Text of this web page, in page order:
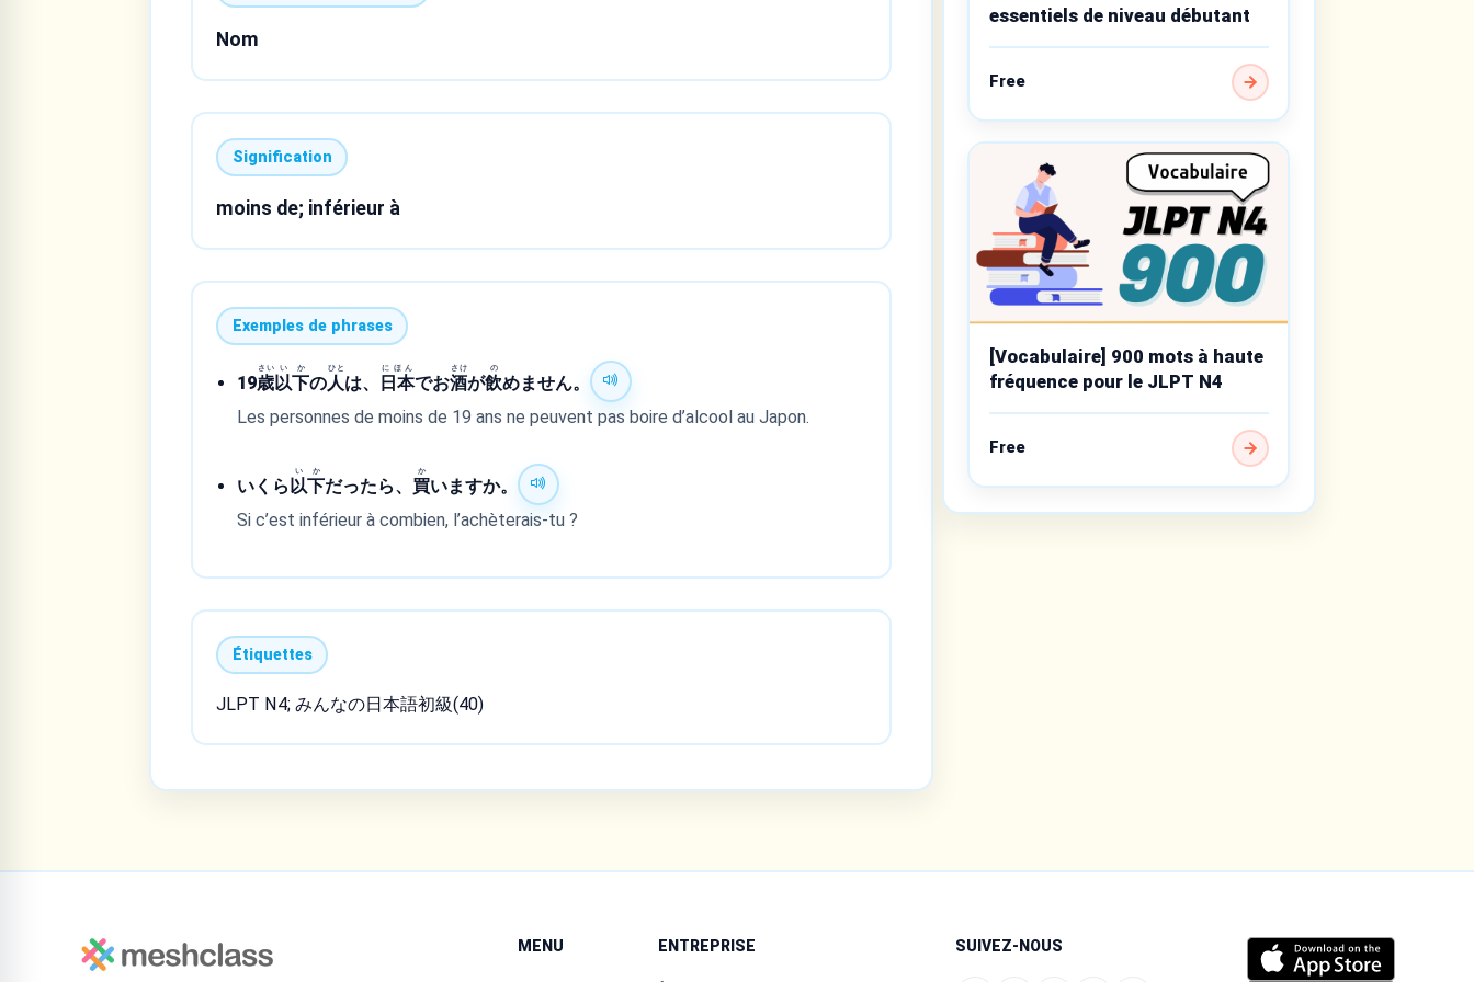
Nom
Signification
moins de; inférieur à
Exemples de phrases
19歳
さい
以下
いか
の人
ひと
は、 日本
にほん
でお酒
さけ
が飲
の
めません。
Les personnes de moins de 19 ans ne peuvent pas boire d’alcool au Japon.
いくら以下
いか
だったら、 買
か
いますか。
Si c’est inférieur à combien, l’achèterais-tu ?
Étiquettes
JLPT N4; みんなの日本語初級(40)
essentiels de niveau débutant
Free
[Vocabulaire] 900 mots à haute
fréquence pour le JLPT N4
Free
MENU ENTREPRISE SUIVEZ-NOUS